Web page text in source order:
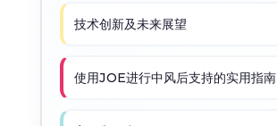
技术创新及未来展望
使用JOE进行中风后支持的实用指南